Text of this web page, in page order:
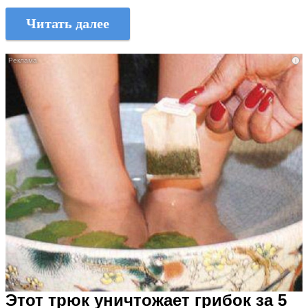
Читать далее
i
Этот трюк уничтожает грибок за 5